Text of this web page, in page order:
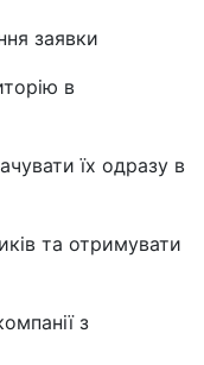
заявки
в
їх одразу в
та отримувати
з